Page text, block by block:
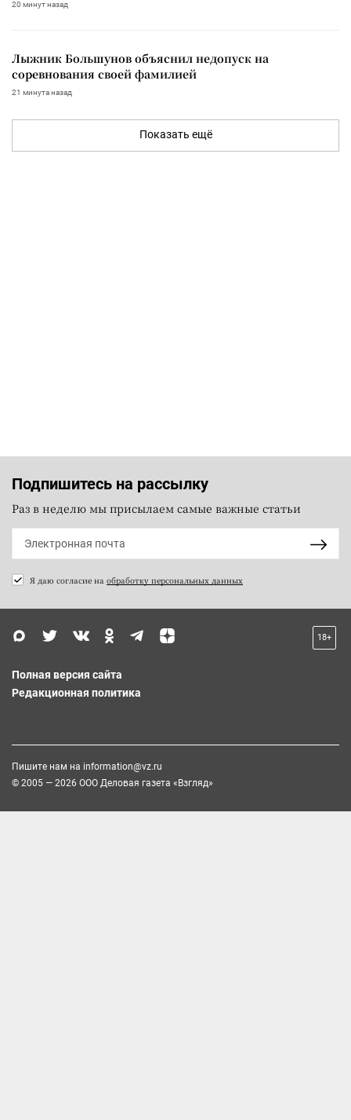
20 минут назад
Лыжник Большунов объяснил недопуск на
соревнования своей фамилией
21 минута назад
Показать ещё
Подпишитесь на рассылку
Раз в неделю мы присылаем самые важные статьи
Я даю согласие на обработку персональных данных
18+
Полная версия сайта
Редакционная политика
Пишите нам на information@vz.ru
© 2005 — 2026 ООО Деловая газета «Взгляд»